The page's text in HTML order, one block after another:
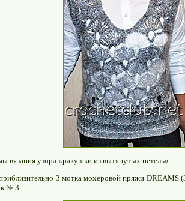
вязания узора «ракушки из вытянутых петель».
3 мотка мохеровой пряжи DREAMS
№ 3.